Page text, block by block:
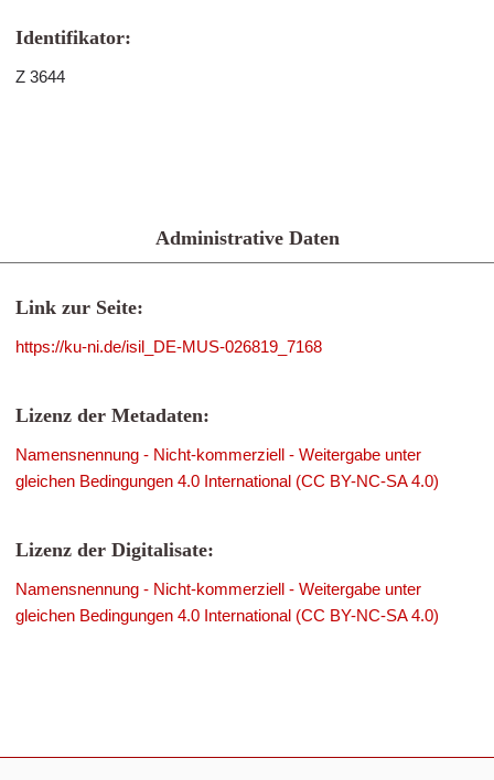
Identifikator:
Z 3644
Administrative Daten
Link zur Seite:
https://ku-ni.de/isil_DE-MUS-026819_7168
Lizenz der Metadaten:
Namensnennung - Nicht-kommerziell - Weitergabe unter
gleichen Bedingungen 4.0 International (CC BY-NC-SA 4.0)
Lizenz der Digitalisate:
Namensnennung - Nicht-kommerziell - Weitergabe unter
gleichen Bedingungen 4.0 International (CC BY-NC-SA 4.0)